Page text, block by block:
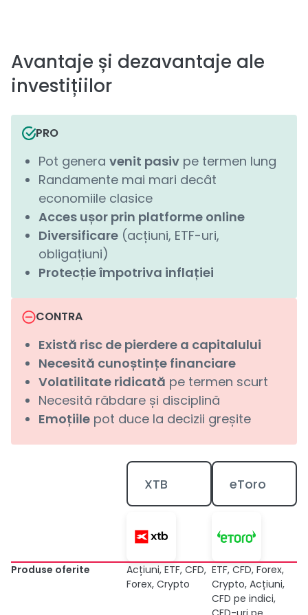
Avantaje și dezavantaje ale
investițiilor
PRO
Pot genera venit pasiv pe termen lung
Randamente mai mari decât
economiile clasice
Acces ușor prin platforme online
Diversificare (acțiuni, ETF-uri,
obligațiuni)
Protecție împotriva inflației
CONTRA
Există risc de pierdere a capitalului
Necesită cunoștințe financiare
Volatilitate ridicată pe termen scurt
Necesită răbdare și disciplină
Emoțiile pot duce la decizii greșite
XTB eToro
Produse oferite
Acțiuni, ETF, CFD,
Forex, Crypto
ETF, CFD, Forex,
Crypto, Acțiuni,
CFD pe indici,